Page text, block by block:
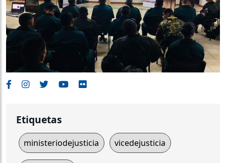
Etiquetas
ministeriodejusticia vicedejusticia